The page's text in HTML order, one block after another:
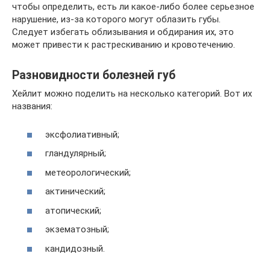
чтобы определить, есть ли какое-либо более серьезное
нарушение, из-за которого могут облазить губы.
Следует избегать облизывания и обдирания их, это
может привести к растрескиванию и кровотечению.
Разновидности болезней губ
Хейлит можно поделить на несколько категорий. Вот их
названия:
эксфолиативный;
гландулярный;
метеорологический;
актинический;
атопический;
экзематозный;
кандидозный.